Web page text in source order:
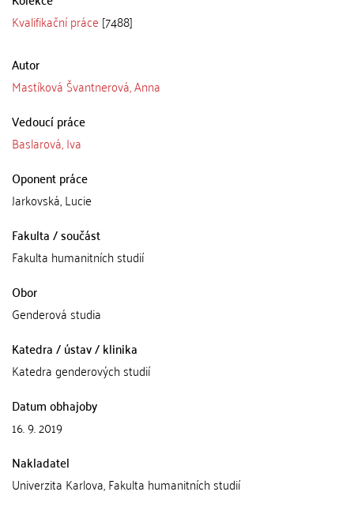
Kvalifikační práce [7488]
Autor
Mastíková Švantnerová, Anna
Vedoucí práce
Baslarová, Iva
Oponent práce
Jarkovská, Lucie
Fakulta / součást
Fakulta humanitních studií
Obor
Genderová studia
Katedra / ústav / klinika
Katedra genderových studií
Datum obhajoby
16. 9. 2019
Nakladatel
Univerzita Karlova, Fakulta humanitních studií